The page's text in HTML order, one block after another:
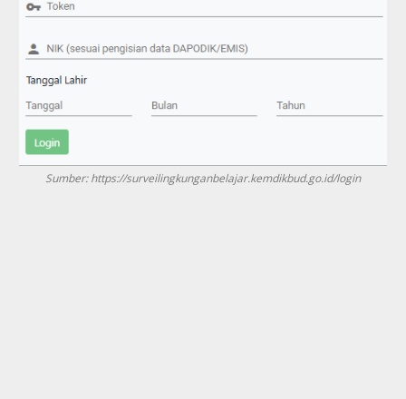
Sumber: https://surveilingkunganbelajar.kemdikbud.go.id/login